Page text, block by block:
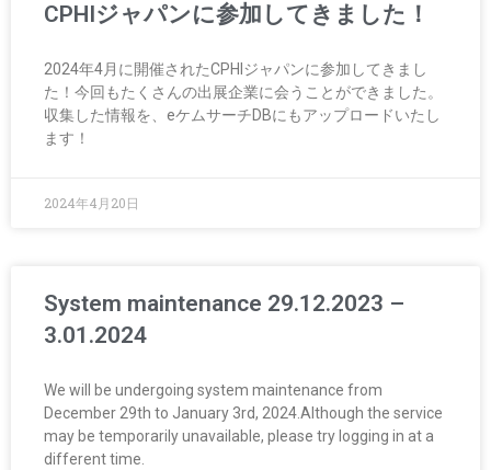
CPHIジャパンに参加してきました！
2024年4月に開催されたCPHIジャパンに参加してきまし
た！今回もたくさんの出展企業に会うことができました。
収集した情報を、eケムサーチDBにもアップロードいたし
ます！
2024年4月20日
System maintenance 29.12.2023 –
3.01.2024
We will be undergoing system maintenance from
December 29th to January 3rd, 2024.Although the service
may be temporarily unavailable, please try logging in at a
different time.